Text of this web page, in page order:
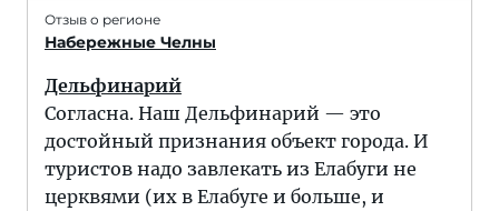
Отзыв о регионе
Набережные Челны
Дельфинарий
Согласна. Наш Дельфинарий — это
достойный признания объект города. И
туристов надо завлекать из Елабуги не
церквями (их в Елабуге и больше, и